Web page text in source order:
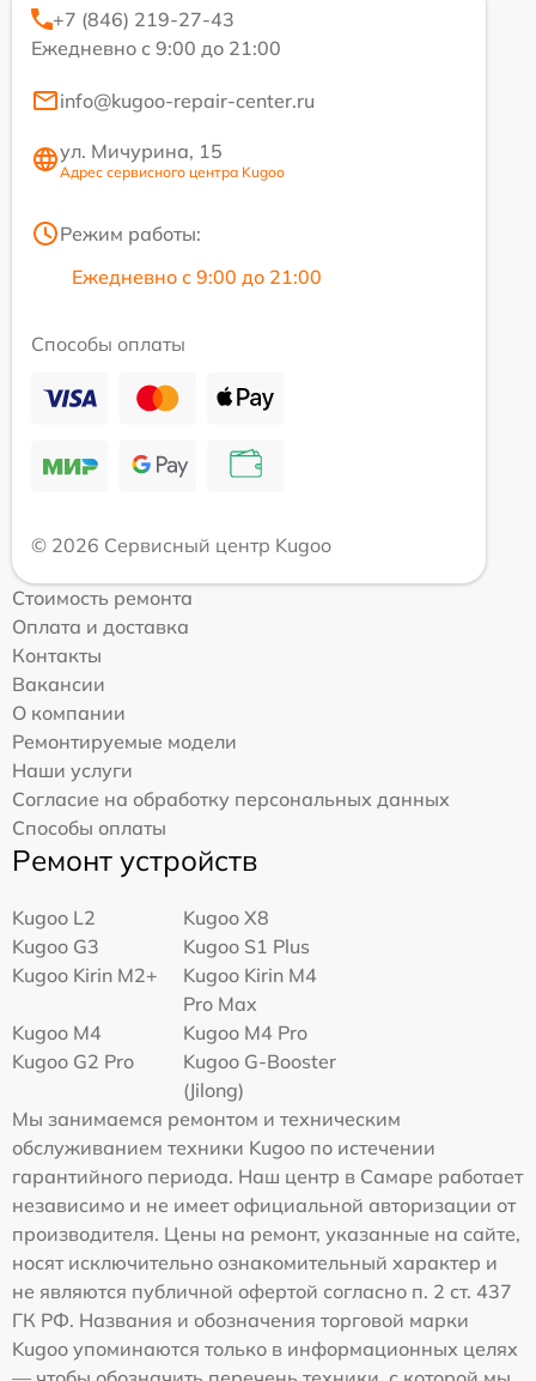
+7 (846) 219-27-43
Ежедневно с 9:00 до 21:00
info@kugoo-repair-center.ru
ул. Мичурина, 15
Адрес сервисного центра Kugoo
Режим работы:
Ежедневно с 9:00 до 21:00
Способы оплаты
© 2026 Сервисный центр Kugoo
Стоимость ремонта
Оплата и доставка
Контакты
Вакансии
О компании
Ремонтируемые модели
Наши услуги
Согласие на обработку персональных данных
Способы оплаты
Ремонт устройств
Kugoo L2
Kugoo X8
Kugoo G3
Kugoo S1 Plus
Kugoo Kirin M2+
Kugoo Kirin M4
Pro Max
Kugoo M4
Kugoo M4 Pro
Kugoo G2 Pro
Kugoo G-Booster
(Jilong)
Мы занимаемся ремонтом и техническим
обслуживанием техники Kugoo по истечении
гарантийного периода. Наш центр в Самаре работает
независимо и не имеет официальной авторизации от
производителя. Цены на ремонт, указанные на сайте,
носят исключительно ознакомительный характер и
не являются публичной офертой согласно п. 2 ст. 437
ГК РФ. Названия и обозначения торговой марки
Kugoo упоминаются только в информационных целях